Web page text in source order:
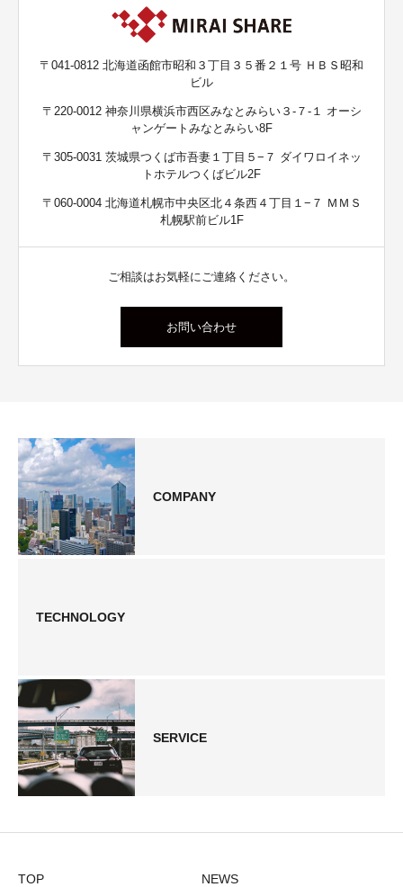
〒041-0812 北海道函館市昭和３丁目３５番２１号 ＨＢＳ昭和
ビル
〒220-0012 神奈川県横浜市西区みなとみらい３-７-１ オーシ
ャンゲートみなとみらい8F
〒305-0031 茨城県つくば市吾妻１丁目５−７ ダイワロイネッ
トホテルつくばビル2F
〒060-0004 北海道札幌市中央区北４条西４丁目１−７ ＭＭＳ
札幌駅前ビル1F
ご相談はお気軽にご連絡ください。
お問い合わせ
COMPANY
TECHNOLOGY
SERVICE
TOP NEWS